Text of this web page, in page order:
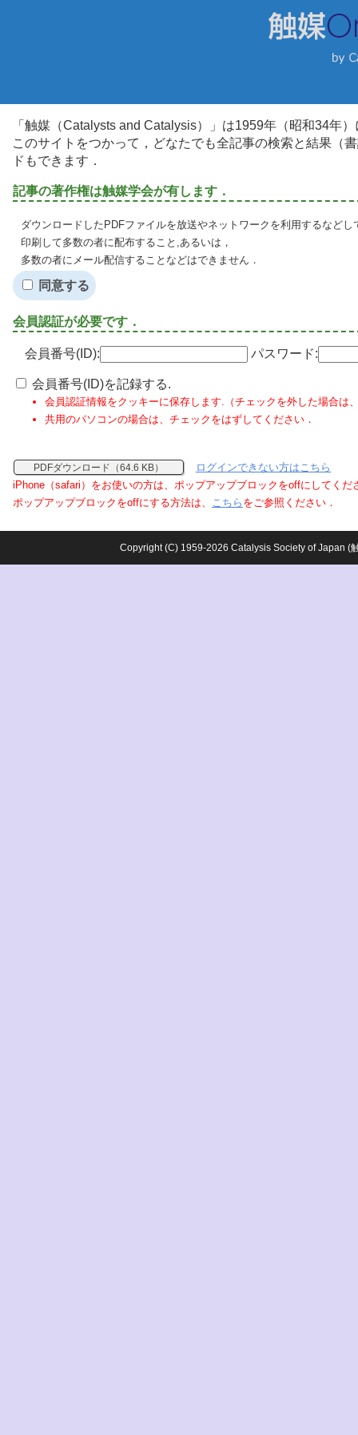
「触媒（Catalysts and Catalysis）」は1959年（昭和34年
このサイトをつかって，どなたでも全記事の検索と結果（
ドもできます．
記事の著作権は触媒学会が有します．
ダウンロードしたPDFファイルを放送やネットワークを利用するなど
印刷して多数の者に配布すること,あるいは，
多数の者にメール配信することなどはできません．
同意する
会員認証が必要です．
会員番号(ID): パスワード:
会員番号(ID)を記録する.
会員認証情報をクッキーに保存します.（チェックを外した場合は
共用のパソコンの場合は、チェックをはずしてください．
PDFダウンロード（64.6 KB）
ログインできない方はこちら
iPhone（safari）をお使いの方は、ポップアップブロックをoffにしてくだ
ポップアップブロックをoffにする方法は、 こちら をご参照ください．
Copyright (C) 1959-2026 Catalysis Society of Japan (